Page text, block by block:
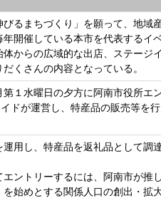
るまちづくり」を願って、地域
開催している本市を代表するイベ
からの広域的な出店、ステージ
くさんの内容となっている。
１水曜日の夕方に阿南市役所エ
ドが運営し、特産品の販売等を
運用し、特産品を返礼品として調
ントリーするには、阿南市が推
を始めとする関係人口の創出・拡